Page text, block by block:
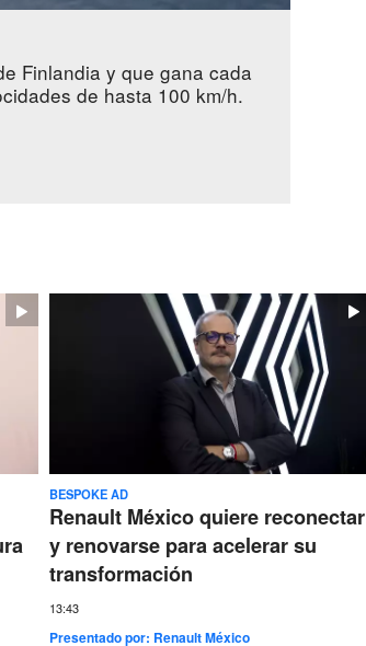
Finlandia y que gana cada
de hasta 100 km/h.
BESPOKE AD
Renault México quiere reconectar
y renovarse para acelerar su
transformación
13:43
Presentado por: Renault México